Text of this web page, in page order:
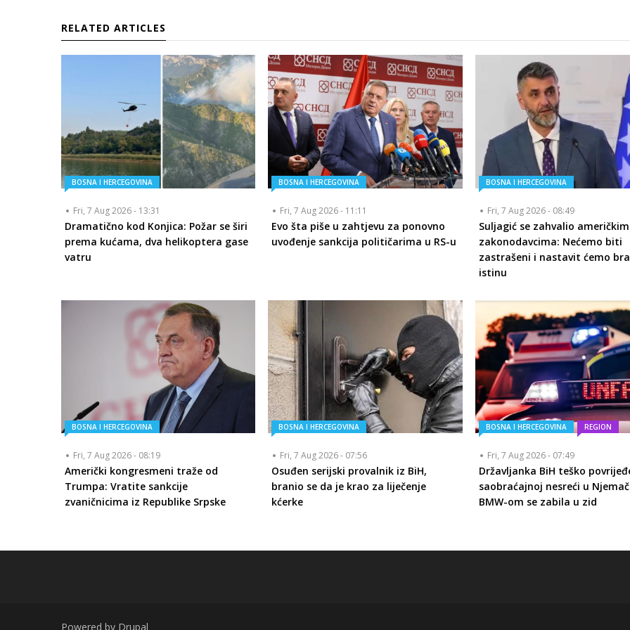
RELATED ARTICLES
BOSNA I HERCEGOVINA
Fri, 7 Aug 2026 - 13:31
Dramatično kod Konjica: Požar se širi
prema kućama, dva helikoptera gase
vatru
BOSNA I HERCEGOVINA
Fri, 7 Aug 2026 - 11:11
Evo šta piše u zahtjevu za ponovno
uvođenje sankcija političarima u RS-u
BOSNA I HERCEGOVINA
Fri, 7 Aug 2026 - 08:49
Suljagić se zahvalio američkim
zakonodavcima: Nećemo biti
zastrašeni i nastavit ćemo
istinu
BOSNA I HERCEGOVINA
Fri, 7 Aug 2026 - 08:19
Američki kongresmeni traže od
Trumpa: Vratite sankcije
zvaničnicima iz Republike Srpske
BOSNA I HERCEGOVINA
Fri, 7 Aug 2026 - 07:56
Osuđen serijski provalnik iz BiH,
branio se da je krao za liječenje
kćerke
BOSNA I HERCEGOVINA REGION
Fri, 7 Aug 2026 - 07:49
Državljanka BiH teško
saobraćajnoj nesreći u
BMW-om se zabila u zid
Powered by Drupal